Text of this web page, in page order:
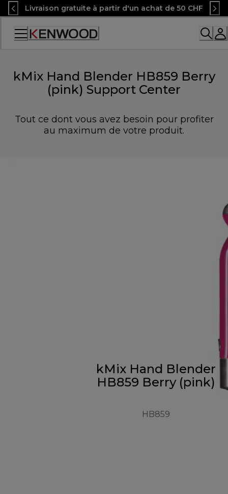
Skip
to
Content
Livraison gratuite à partir d'un achat de 50 CHF
Accessibility
kMix Hand Blender HB859 Berry
(pink) Support Center
Tout ce dont vous avez besoin pour profiter
au maximum de votre produit.
kMix Hand Blender
HB859 Berry (pink)
HB859